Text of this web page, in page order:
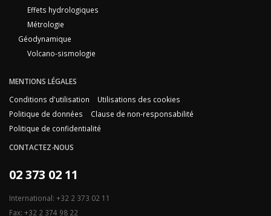
Effets hydrologiques
Métrologie
Géodynamique
Volcano-sismologie
MENTIONS LÉGALES
Conditions d'utilisation
Utilisations des cookies
Politique de données
Clause de non-responsabilité
Politique de confidentialité
CONTACTEZ-NOUS
02 373 02 11
International: +32 2 373 02 11
Fax: +32 2 374 98 22